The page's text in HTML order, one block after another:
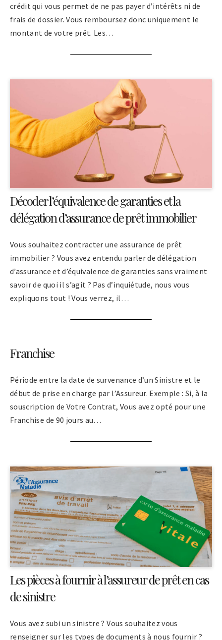
crédit qui vous permet de ne pas payer d’intérêts ni de
frais de dossier. Vous remboursez donc uniquement le
montant de votre prêt. Les…
Décoder l’équivalence de garanties et la
délégation d’assurance de prêt immobilier
Vous souhaitez contracter une assurance de prêt
immobilier ? Vous avez entendu parler de délégation
d’assurance et d’équivalence de garanties sans vraiment
savoir de quoi il s’agit ? Pas d’inquiétude, nous vous
expliquons tout ! Vous verrez, il…
Franchise
Période entre la date de survenance d’un Sinistre et le
début de prise en charge par l’Assureur. Exemple : Si, à la
souscription de Votre Contrat, Vous avez opté pour une
Franchise de 90 jours au…
Les pièces à fournir à l’assureur de prêt en cas
de sinistre
Vous avez subi un sinistre ? Vous souhaitez vous
renseigner sur les types de documents à nous fournir ?